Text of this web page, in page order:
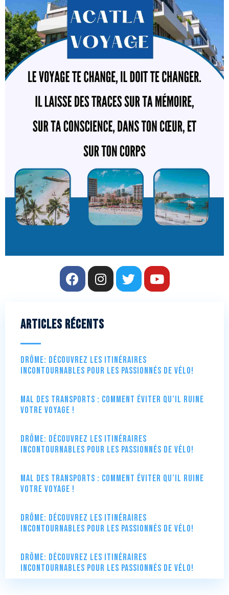
Articles récents
Drôme: Découvrez les itinéraires
incontournables pour les passionnés de vélo!
Mal des transports : comment éviter qu’il ruine
votre voyage !
Drôme: Découvrez les itinéraires
incontournables pour les passionnés de vélo!
Mal des transports : comment éviter qu’il ruine
votre voyage !
Drôme: Découvrez les itinéraires
incontournables pour les passionnés de vélo!
Drôme: Découvrez les itinéraires
incontournables pour les passionnés de vélo!